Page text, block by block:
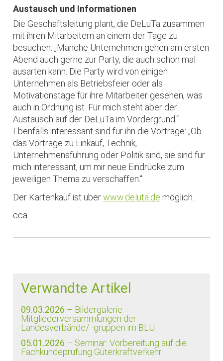
Austausch und Informationen
Die Geschäftsleitung plant, die DeLuTa zusammen
mit ihren Mitarbeitern an einem der Tage zu
besuchen. „Manche Unternehmen gehen am ersten
Abend auch gerne zur Party, die auch schon mal
ausarten kann. Die Party wird von einigen
Unternehmen als Betriebsfeier oder als
Motivationstage für ihre Mitarbeiter gesehen, was
auch in Ordnung ist. Für mich steht aber der
Austausch auf der DeLuTa im Vordergrund.“
Ebenfalls interessant sind für ihn die Vorträge: „Ob
das Vorträge zu Einkauf, Technik,
Unternehmensführung oder Politik sind, sie sind für
mich interessant, um mir neue Eindrücke zum
jeweiligen Thema zu verschaffen.“
Der Kartenkauf ist überwww.deluta.de möglich.
cca
Verwandte Artikel
09.03.2026 – Bildergalerie
Mitgliederversammlungen der
Landesverbände/ -gruppen im BLU
05.01.2026 – Seminar: Vorbereitung auf die
Fachkundeprüfung Güterkraftverkehr